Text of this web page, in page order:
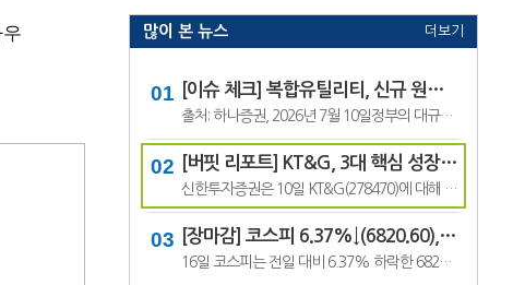
2040만원)까.
로 한 주주환원 정책이 기대되지만
최근 주가 약세를 보이고 있다"며
투자의견 '매수'를 유지하고 목표
KCC의 전일종가는 43만2000원이
다.조현렬 삼성증권 애널리스트...
많이 본 뉴스 더보기
[이슈 체크] 복합유틸리티, 신규 원전 최대 4기 가능성…한국전력 장기 성장 기대
출처: 하나증권, 2026년 7월 10일정부의 대규모 산업 투자로 전력 수요가 늘어날 것으로 예상되면서 제12차 전력수급기본계획에 신규 원전과 액화천연가스(LNG) 발전 설비 확대가 포함될 가능성이 있다는 분석이 나왔다.올해 발표가 예상됐던 제12차 전력수급기본계획 최종안은 정부의 3대 메가프로젝트 관련 내용을 반영하면서 발표 시점이 늦.
[버핏 리포트] KT&G, 3대 핵심 성장 산업·신성장동력 통해 견조한 주가 기대 – 신한
신한투자증권은 10일 KT&G(278470)에 대해 3대 핵심 성장 산업(전자담배, 글로벌, 건기식)과 니코틴 파우치 등 신성장동력이 견조한 주가를 만들 것이라며, 투자의견 ‘매수’와 목표주가 22만원을 유지했다. KT&G의 전일 종가는 17만6400원이다.조상훈 신한투자증권 애널리스트는 “2분기 매출액 1조6630억원(+7.4%, 이하 전년동기대비), 영업...
[장마감] 코스피 6.37%↓(6820.60), 코스닥 4.53%↓(791.84)
16일 코스피는 전일 대비 6.37% 하락한 6820.60포인트로 마감했다. 이날 개인은 3조6606억원을 순매수했고 외국인과 기관은 각각 1조3920억원, 2조3682억원을 순매도했다.코스닥은 전일 대비 4.53% 내린 791.84포인트로 거래를 마쳤다. 개인은 4467억원을 순매수한 반면 외국인과 기관은 각각 3065억원, 1563억원을 순매도했다.임정은 KB증권 연구원은 KB리서...